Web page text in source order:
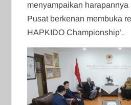
menyampaikan harapannya
Pusat berkenan membuka
HAPKIDO Championship’.